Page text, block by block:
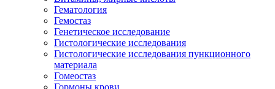
Гематология
Гемостаз
Генетическое исследование
Гистологические исследования
Гистологические исследования пункционного
материала
Гомеостаз
Гормоны крови